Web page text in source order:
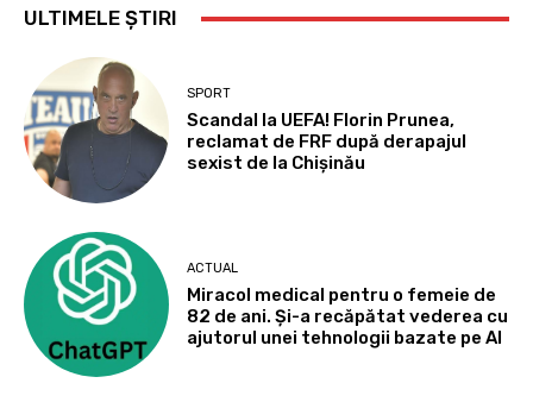
ULTIMELE ȘTIRI
SPORT
Scandal la UEFA! Florin Prunea,
reclamat de FRF după derapajul
sexist de la Chișinău
ACTUAL
Miracol medical pentru o femeie de
82 de ani. Și-a recăpătat vederea cu
ajutorul unei tehnologii bazate pe AI